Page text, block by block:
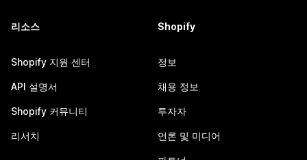
리소스
Shopify 지원 센터
API 설명서
Shopify 커뮤니티
리서치
Shopify
정보
채용 정보
투자자
언론 및 미디어